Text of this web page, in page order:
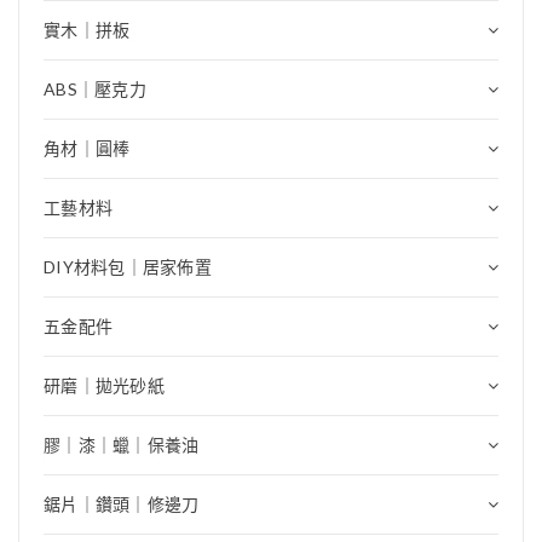
實木｜拼板
ABS｜壓克力
角材｜圓棒
工藝材料
DIY材料包｜居家佈置
五金配件
研磨｜拋光砂紙
膠｜漆｜蠟｜保養油
鋸片｜鑽頭｜修邊刀